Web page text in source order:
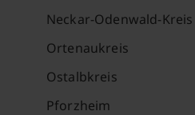
Neckar-Odenwald-Kreis
Ortenaukreis
Ostalbkreis
Pforzheim